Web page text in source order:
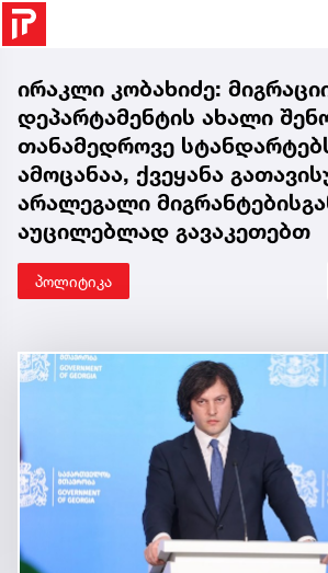
ირაკლი კობახიძე:
დეპარტამენტის ახალი
თანამედროვე
ამოცანაა, ქვეყანა
არალეგალი
აუცილებლად გავაკეთებთ
პოლიტიკა